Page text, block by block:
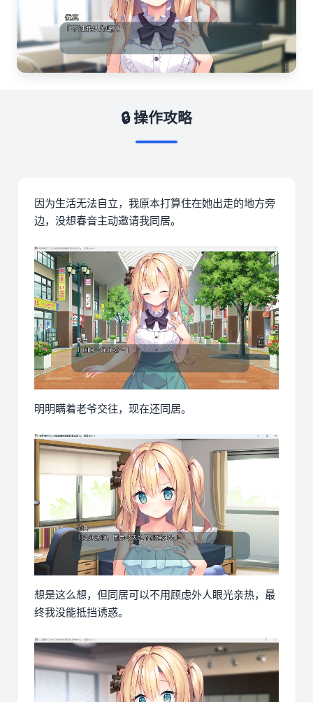
🔒 操作攻略
因为生活无法自立，我原本打算住在她出走的地方旁
边，没想春音主动邀请我同居。
明明瞒着老爷交往，现在还同居。
想是这么想，但同居可以不用顾虑外人眼光亲热，最
终我没能抵挡诱惑。